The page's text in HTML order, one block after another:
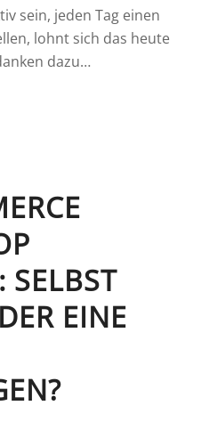
sein, jeden Tag einen
lohnt sich das heute
dazu…
SELBST
EINE